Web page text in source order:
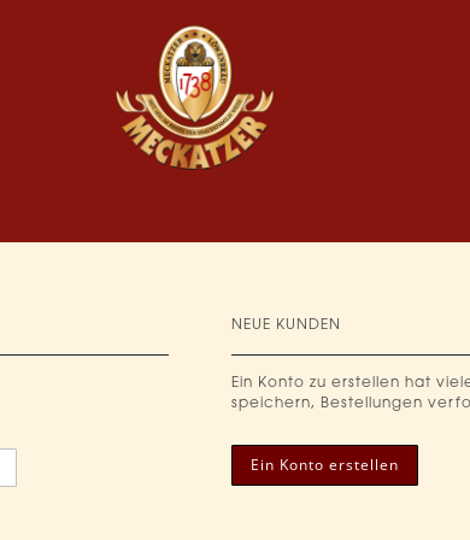
NEUE KUNDEN
Ein Konto zu erstellen hat
speichern, Bestellungen
Ein Konto erstellen